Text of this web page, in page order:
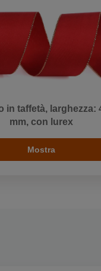
in taffetà, larghezza:
mm, con lurex
Mostra